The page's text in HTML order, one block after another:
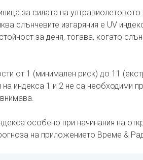
за силата на ултравиолетовото
слънчевите изгаряния е UV
за деня, тогава, когато
от 1 (минимален риск) до 11
индекса 1 и 2 не са необходими
особено при начинания на
на приложението Време &